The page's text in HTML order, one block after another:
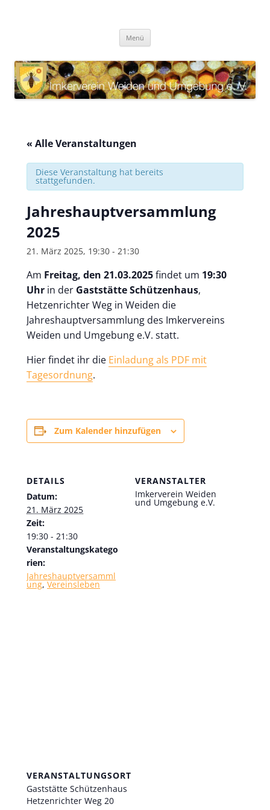
Umgebung e. V.
Menü
« Alle Veranstaltungen
Diese Veranstaltung hat bereits
stattgefunden.
Jahreshauptversammlung
2025
21. März 2025, 19:30 - 21:30
Am Freitag, den 21.03.2025findet um 19:30
Uhr in der Gaststätte Schützenhaus,
Hetzenrichter Weg in Weiden die
Jahreshauptversammlung des Imkervereins
Weiden und Umgebung e.V. statt.
Hier findet ihr die Einladung als PDF mit
Tagesordnung.
Zum Kalender hinzufügen
DETAILS
Datum:
21. März 2025
Zeit:
19:30 - 21:30
Veranstaltungskatego
rien:
Jahreshauptversamml
ung,Vereinsleben
VERANSTALTER
Imkerverein Weiden
und Umgebung e.V.
VERANSTALTUNGSORT
Gaststätte Schützenhaus
Hetzenrichter Weg 20